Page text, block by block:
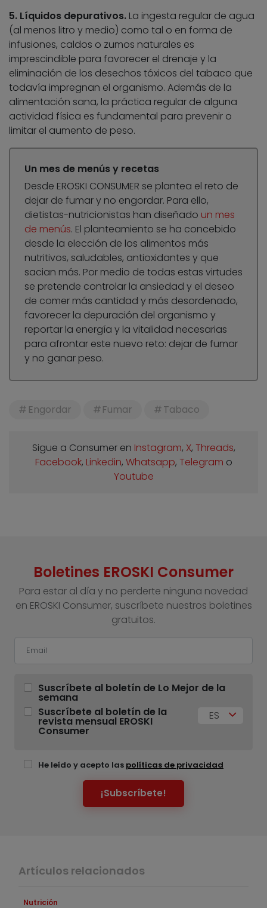
5. Líquidos depurativos. La ingesta regular de agua
(al menos litro y medio) como tal o en forma de
infusiones, caldos o zumos naturales es
imprescindible para favorecer el drenaje y la
eliminación de los desechos tóxicos del tabaco que
todavía impregnan el organismo. Además de la
alimentación sana, la práctica regular de alguna
actividad física es fundamental para prevenir o
limitar el aumento de peso.
Un mes de menús y recetas
Desde EROSKI CONSUMER se plantea el reto de
dejar de fumar y no engordar. Para ello,
dietistas-nutricionistas han diseñado un mes
de menús. El planteamiento se ha concebido
desde la elección de los alimentos más
nutritivos, saludables, antioxidantes y que
sacian más. Por medio de todas estas virtudes
se pretende controlar la ansiedad y el deseo
de comer más cantidad y más desordenado,
favorecer la depuración del organismo y
reportar la energía y la vitalidad necesarias
para afrontar este nuevo reto: dejar de fumar
y no ganar peso.
Engordar Fumar Tabaco
Sigue a Consumer en Instagram, X, Threads,
Facebook, Linkedin, Whatsapp, Telegram o
Youtube
Boletines EROSKI Consumer
Para estar al día y no perderte ninguna novedad
en EROSKI Consumer, suscríbete nuestros boletines
gratuitos.
Suscríbete al boletín de Lo Mejor de la
semana
Suscríbete al boletín de la
revista mensual EROSKI
Consumer
ES
He leído y acepto las políticas de privacidad
¡Subscríbete!
Artículos relacionados
Nutrición